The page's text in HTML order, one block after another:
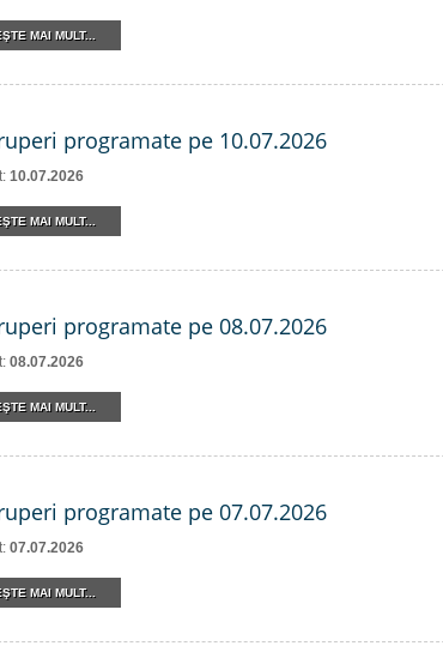
MAI MULT...
programate pe 10.07.2026
10.07.2026
MAI MULT...
programate pe 08.07.2026
08.07.2026
MAI MULT...
programate pe 07.07.2026
07.07.2026
MAI MULT...